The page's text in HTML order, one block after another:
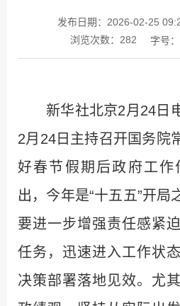
发布日期：2026-02-25
浏览次数： 282 字号：
新华社北京2月24
2月24日主持召开国务院
好春节假期后政府工作
出，今年是“十五五”开局
要进一步增强责任感紧
任务，迅速进入工作状
决策部署落地见效。尤